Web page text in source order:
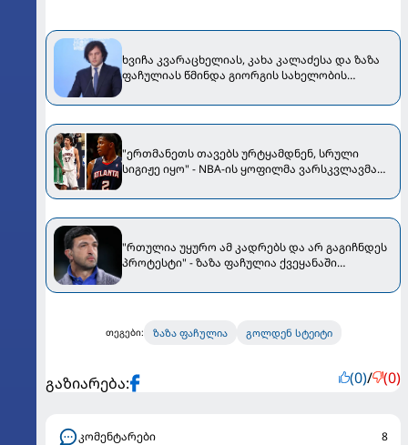
ხვიჩა კვარაცხელიას, კახა კალაძესა და ზაზა
ფაჩულიას წმინდა გიორგის სახელობის
"ერთმანეთს თავებს ურტყამდნენ, სრული
სიგიჟე იყო" - NBA-ის ყოფილმა ვარსკვლავმა
გაიხსენა [VIDEO]
"რთულია უყურო ამ კადრებს და არ გაგიჩნდეს
პროტესტი" - ზაზა ფაჩულია ქვეყანაში
თეგები: ზაზა ფაჩულია გოლდენ სტეიტი
გაზიარება: (0)/ (0)
კომენტარები 8